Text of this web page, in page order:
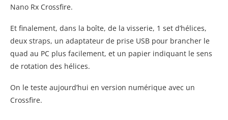
Nano Rx Crossfire.
Et finalement, dans la boîte, de la visserie, 1 set d’hélices,
deux straps, un adaptateur de prise USB pour brancher le
quad au PC plus facilement, et un papier indiquant le sens
de rotation des hélices.
On le teste aujourd’hui en version numérique avec un
Crossfire.